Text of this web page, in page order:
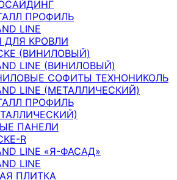
ПРОФИЛЬ
LINE
КРОВЛИ
(ВИНИЛОВЫЙ)
LINE (ВИНИЛОВЫЙ)
СОФИТЫ ТЕХНОНИКОЛЬ
LINE (МЕТАЛЛИЧЕСКИЙ)
ПРОФИЛЬ
ПАНЕЛИ
R
LINE «Я-ФАСАД»
LINE
ПЛИТКА